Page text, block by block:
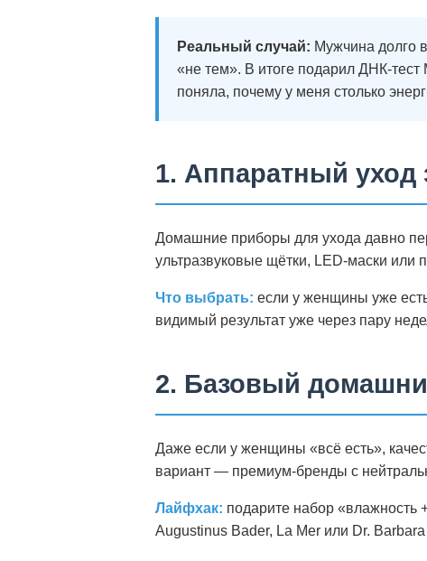
Реальный случай: Мужчина долго
«не тем». В итоге подарил ДНК-
поняла, почему у меня столько
1. Аппаратный уход
Домашние приборы для ухода давно
ультразвуковые щётки, LED-маски или
Что выбрать: если у женщины уже
видимый результат уже через пару
2. Базовый
Даже если у женщины «всё есть»,
вариант — премиум-бренды с
Лайфхак: подарите набор
Augustinus Bader, La Mer или Dr.